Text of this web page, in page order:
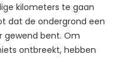
kilometers te gaan
dat de ondergrond een
gewend bent. Om
ontbreekt, hebben